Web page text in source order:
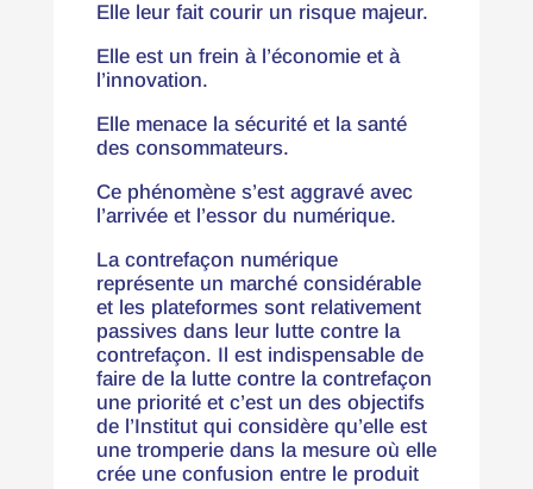
Elle leur fait courir un risque majeur.
Elle est un frein à l’économie et à
l’innovation.
Elle menace la sécurité et la santé
des consommateurs.
Ce phénomène s’est aggravé avec
l’arrivée et l’essor du numérique.
La contrefaçon numérique
représente un marché considérable
et les plateformes sont relativement
passives dans leur lutte contre la
contrefaçon. Il est indispensable de
faire de la lutte contre la contrefaçon
une priorité et c’est un des objectifs
de l’Institut qui considère qu’elle est
une tromperie dans la mesure où elle
crée une confusion entre le produit